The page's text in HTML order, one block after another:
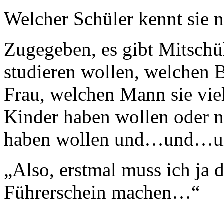
Welcher Schüler kennt sie
Zugegeben, es gibt
studieren wollen, welchen
Frau, welchen Mann sie
Kinder haben wollen oder
haben wollen
„Also, erstmal muss ich ja
Führerschein machen…“